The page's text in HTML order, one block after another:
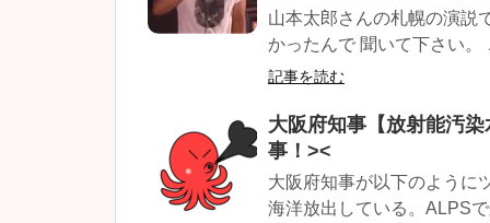
山本太郎さんの札幌の演説
かったんで 聞いて下さい。
記事を読む
大阪府知事【放射能汚
事！><
大阪府知事が以下のように
海洋放出している。ALPS